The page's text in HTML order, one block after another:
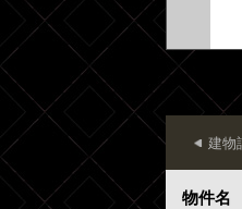
建物
物件名